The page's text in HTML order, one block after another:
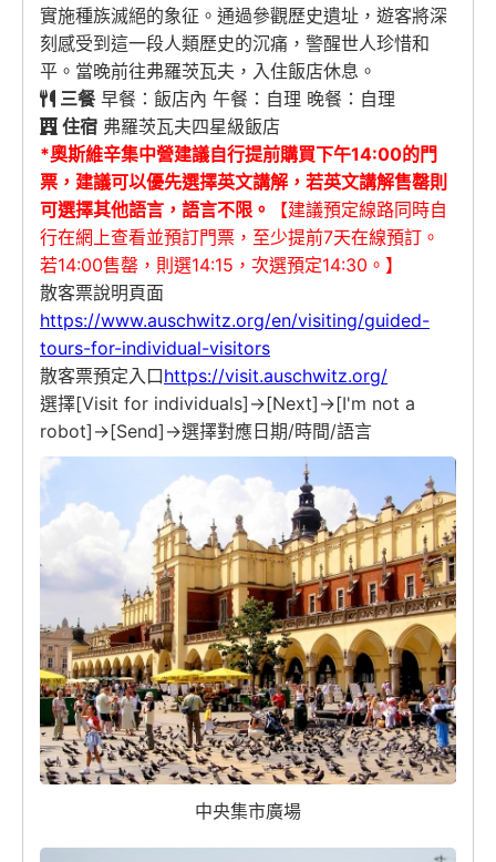
實施種族滅絕的象征。通過參觀歷史遺址，遊客將深
刻感受到這一段人類歷史的沉痛，警醒世人珍惜和
平。當晚前往弗羅茨瓦夫，入住飯店休息。
三餐早餐：飯店內 午餐：自理 晚餐：自理
住宿 弗羅茨瓦夫四星級飯店
*奧斯維辛集中營建議自行提前購買下午14:00的門
票，建議可以優先選擇英文講解，若英文講解售罄則
可選擇其他語言，語言不限。
【建議預定線路同時自
行在網上查看並預訂門票，至少提前7天在線預訂。
若14:00售罄，則選14:15，次選預定14:30。】
散客票說明頁面
https://www.auschwitz.org/en/visiting/guided-
tours-for-individual-visitors
散客票預定入口https://visit.auschwitz.org/
選擇[Visit for individuals]->[Next]->[I'm not a
robot]->[Send]->選擇對應日期/時間/語言
中央集市廣場